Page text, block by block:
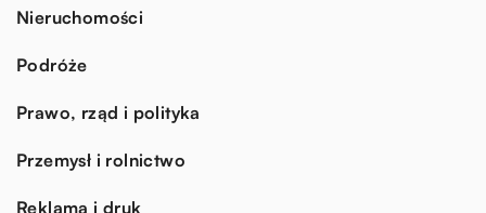
Nieruchomości
Podróże
Prawo, rząd i polityka
Przemysł i rolnictwo
Reklama i druk